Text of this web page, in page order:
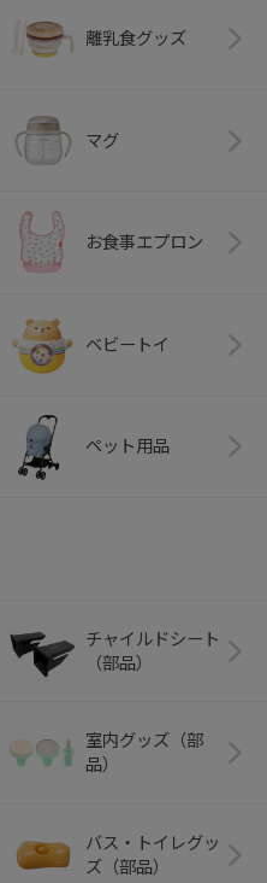
離乳食グッズ
マグ
お食事エプロン
ベビートイ
ペット用品
チャイルドシート
（部品）
室内グッズ（部
品）
バス・トイレグッ
ズ（部品）